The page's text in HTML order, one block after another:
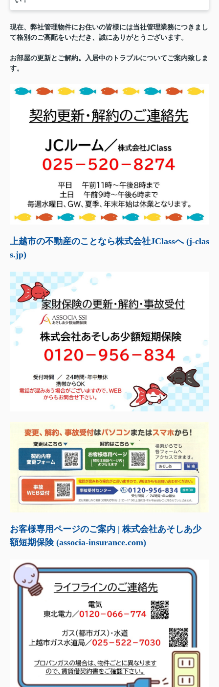
現在、弊社管理物件にお住いの皆様には当社管理業務につきまし
て格別のご高配をいただき、誠にありがとうございます。
お部屋の更新とご解約。入居中のトラブルについてご案内致しま
す。
上越市の不動産のことなら株式会社JClassへ (j-clas
s.jp)
お客様専用ページのご案内 | 株式会社あそしあ少
額短期保険 (associa-insurance.com)